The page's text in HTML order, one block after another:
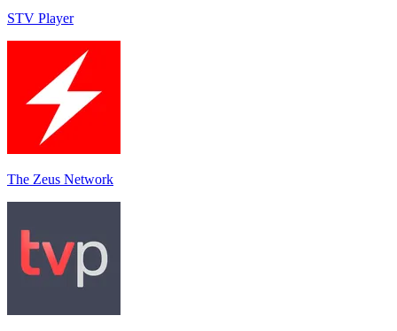
STV Player
The Zeus Network